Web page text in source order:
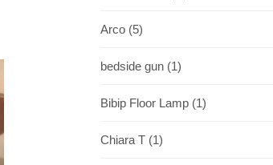
Arco (5)
bedside gun (1)
Bibip Floor Lamp (1)
Chiara T (1)